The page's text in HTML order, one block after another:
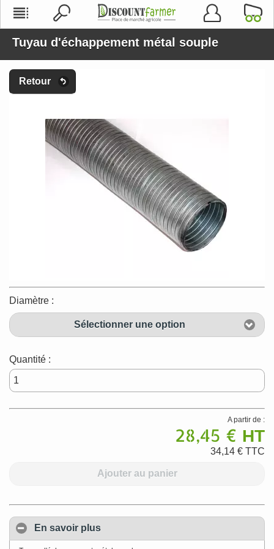
Tuyau d'échappement métal souple
Retour
Diamètre :
Sélectionner une option
Quantité :
A partir de :
28,45 € HT
34,14 € TTC
Ajouter au panier
En savoir plus